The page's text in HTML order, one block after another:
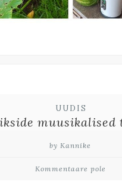
UUDIS
muusikalised
by Kannike
Kommentaare pole